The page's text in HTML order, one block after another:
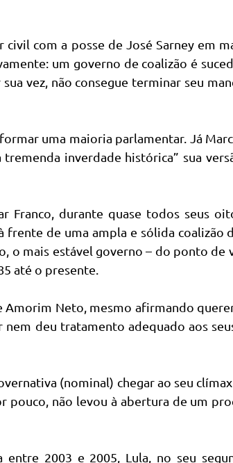
com a posse de José Sarney em
um governo de coalizão é
vez, não consegue terminar seu
uma maioria parlamentar. Já
inverdade histórica” sua
Franco, durante quase todos seus
frente de uma ampla e sólida coalizão
o mais estável governo – do ponto de
até o presente.
Amorim Neto, mesmo afirmando
deu tratamento adequado aos
(nominal) chegar ao seu
pouco, não levou à abertura de um
2003 e 2005, Lula, no seu